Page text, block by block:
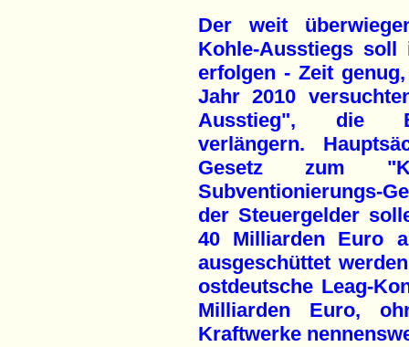
Der weit
Kohle-Ausstiegs soll
erfolgen - Zeit
Jahr 2010
Ausstieg", die
verlängern.
Gesetz zum
Subventionierungs-
der Steuergelder
40 Milliarden Euro
ausgeschüttet
ostdeutsche Leag-
Milliarden Euro,
Kraftwerke